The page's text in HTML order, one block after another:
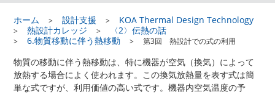
ホーム 設計支援
KOA Thermal Design Technology
熱設計カレッジ
〈2〉伝熱の話
6.物質移動に伴う熱移動
第3回 熱設計での式の利用
物質の移動に伴う熱移動は、特に機器が空気（換気）によって
放熱する場合によく使われます。この換気放熱量を表す式は簡
単な式ですが、利用価値の高い式です。機器内空気温度の予